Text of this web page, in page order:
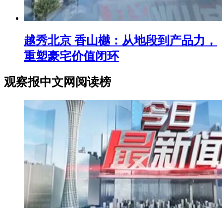
越秀北京 香山樾：从地段到产品力，
重塑豪宅价值闭环
观察报中文网阅读榜